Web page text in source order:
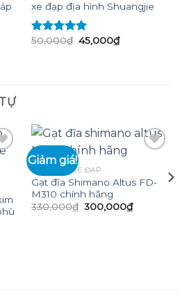
xe đạp địa hình Shuangjie
Được xếp
50,000₫ Giá
gốc
45,000₫Giá
hiện
Giảm giá!
Add to
PHỤ KIỆN XE ĐẠP
Gạt đĩa Shimano Altus FD-
M310 chính hãng
330,000₫ Giá
300,000₫Giá
hiện